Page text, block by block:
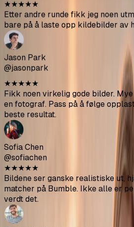
Sofia Chen
@sofiachen
★★★★★
Bildene ser ganske realistiske ut,
matcher på Bumble. Ikke alle er
verdt det.
Diego Rodriguez
@diegorod
★★★ ★★
Var skeptisk i begynnelsen men
AI-genererte bildene blandes godt
Ava Thompson
@avathompson
★★★★★
Endelig kvittet meg med mine
oppmerksomhet på Hinge siden
min med disse.